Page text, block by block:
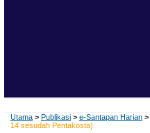
Utama > Publikasi > e-Santapan Harian >
14 sesudah Pentakosta)